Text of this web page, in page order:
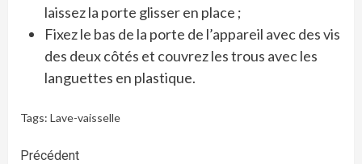
laissez la porte glisser en place ;
Fixez le bas de la porte de l’appareil avec des vis
des deux côtés et couvrez les trous avec les
languettes en plastique.
Tags: Lave-vaisselle
Précédent